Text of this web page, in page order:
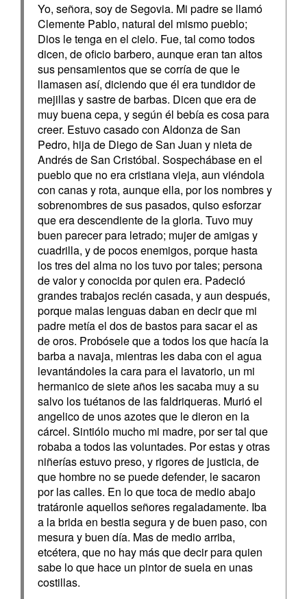
Yo, señora, soy de Segovia. Mi padre se llamó
Clemente Pablo, natural del mismo pueblo;
Dios le tenga en el cielo. Fue, tal como todos
dicen, de oficio barbero, aunque eran tan altos
sus pensamientos que se corría de que le
llamasen así, diciendo que él era tundidor de
mejillas y sastre de barbas. Dicen que era de
muy buena cepa, y según él bebía es cosa para
creer. Estuvo casado con Aldonza de San
Pedro, hija de Diego de San Juan y nieta de
Andrés de San Cristóbal. Sospechábase en el
pueblo que no era cristiana vieja, aun viéndola
con canas y rota, aunque ella, por los nombres y
sobrenombres de sus pasados, quiso esforzar
que era descendiente de la gloria. Tuvo muy
buen parecer para letrado; mujer de amigas y
cuadrilla, y de pocos enemigos, porque hasta
los tres del alma no los tuvo por tales; persona
de valor y conocida por quien era. Padeció
grandes trabajos recién casada, y aun después,
porque malas lenguas daban en decir que mi
padre metía el dos de bastos para sacar el as
de oros. Probósele que a todos los que hacía la
barba a navaja, mientras les daba con el agua
levantándoles la cara para el lavatorio, un mi
hermanico de siete años les sacaba muy a su
salvo los tuétanos de las faldriqueras. Murió el
angelico de unos azotes que le dieron en la
cárcel. Sintiólo mucho mi madre, por ser tal que
robaba a todos las voluntades. Por estas y otras
niñerías estuvo preso, y rigores de justicia, de
que hombre no se puede defender, le sacaron
por las calles. En lo que toca de medio abajo
tratáronle aquellos señores regaladamente. Iba
a la brida en bestia segura y de buen paso, con
mesura y buen día. Mas de medio arriba,
etcétera, que no hay más que decir para quien
sabe lo que hace un pintor de suela en unas
costillas.